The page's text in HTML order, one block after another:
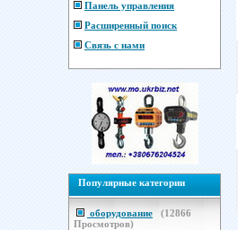
Панель управления
Расширенный поиск
Связь с нами
Популярные категории
оборудование (12866
Просмотров)